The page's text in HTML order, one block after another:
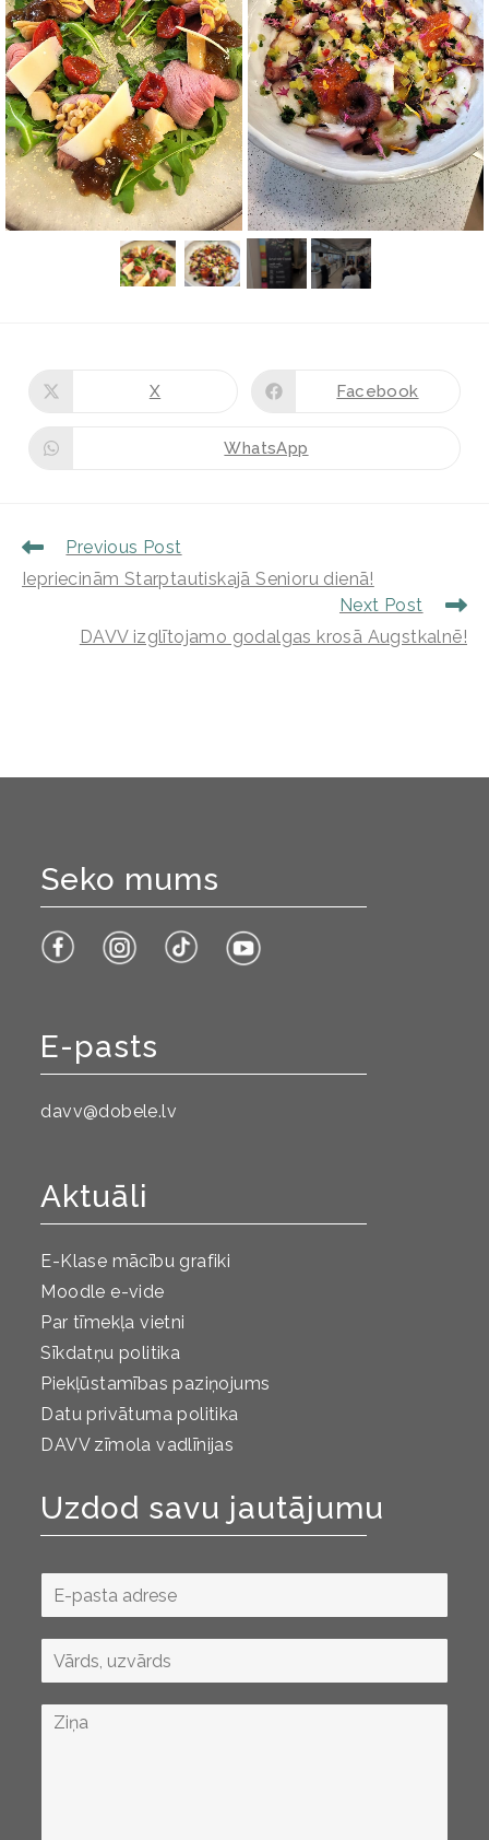
X Facebook
WhatsApp
Previous Post
Iepriecinām Starptautiskajā Senioru dienā!
Next Post
DAVV izglītojamo godalgas krosā Augstkalnē!
Seko mums
E-pasts
davv@dobele.lv
Aktuāli
E-Klase mācību grafiki
Moodle e-vide
Par tīmekļa vietni
Sīkdatņu politika
Piekļūstamības paziņojums
Datu privātuma politika
DAVV zīmola vadlīnijas
Uzdod savu jautājumu